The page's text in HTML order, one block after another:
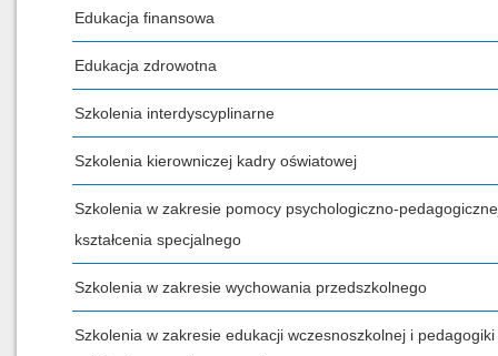
Edukacja finansowa
Edukacja zdrowotna
Szkolenia interdyscyplinarne
Szkolenia kierowniczej kadry oświatowej
Szkolenia w zakresie pomocy psychologiczno-
kształcenia specjalnego
Szkolenia w zakresie wychowania przedszkolnego
Szkolenia w zakresie edukacji wczesnoszkolnej i pedagogiki